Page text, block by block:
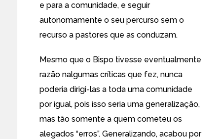
e para a comunidade, e seguir
autonomamente o seu percurso sem o
recurso a pastores que as conduzam.
Mesmo que o Bispo tivesse eventualmente
razão nalgumas críticas que fez, nunca
poderia dirigi-las a toda uma comunidade
por igual, pois isso seria uma generalização,
mas tão somente a quem cometeu os
alegados “erros”. Generalizando, acabou por